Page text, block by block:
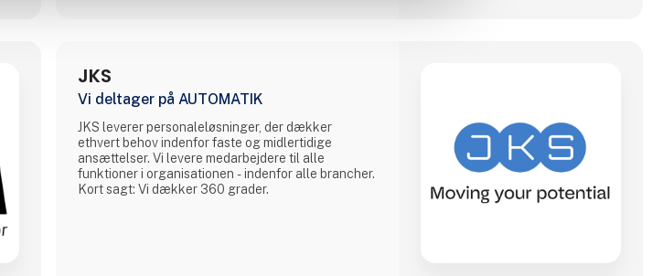
JKS
Vi deltager på AUTOMATIK
JKS leverer personaleløsninger, der dækker
ethvert behov indenfor faste og midlertidige
ansættelser. Vi levere medarbejdere til alle
funktioner i organisationen - indenfor alle brancher.
Kort sagt: Vi dækker 360 grader.